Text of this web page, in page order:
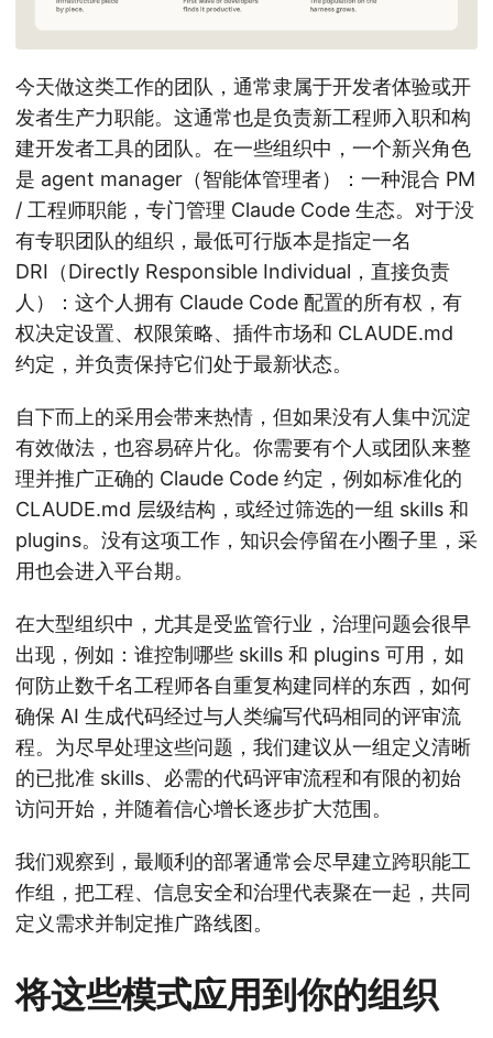
今天做这类工作的团队，通常隶属于开发者体验或开
发者生产力职能。这通常也是负责新工程师入职和构
建开发者工具的团队。在一些组织中，一个新兴角色
是 agent manager（智能体管理者）：一种混合 PM
/ 工程师职能，专门管理 Claude Code 生态。对于没
有专职团队的组织，最低可行版本是指定一名
DRI（Directly Responsible Individual，直接负责
人）：这个人拥有 Claude Code 配置的所有权，有
权决定设置、权限策略、插件市场和 CLAUDE.md
约定，并负责保持它们处于最新状态。
自下而上的采用会带来热情，但如果没有人集中沉淀
有效做法，也容易碎片化。你需要有个人或团队来整
理并推广正确的 Claude Code 约定，例如标准化的
CLAUDE.md 层级结构，或经过筛选的一组 skills 和
plugins。没有这项工作，知识会停留在小圈子里，采
用也会进入平台期。
在大型组织中，尤其是受监管行业，治理问题会很早
出现，例如：谁控制哪些 skills 和 plugins 可用，如
何防止数千名工程师各自重复构建同样的东西，如何
确保 AI 生成代码经过与人类编写代码相同的评审流
程。为尽早处理这些问题，我们建议从一组定义清晰
的已批准 skills、必需的代码评审流程和有限的初始
访问开始，并随着信心增长逐步扩大范围。
我们观察到，最顺利的部署通常会尽早建立跨职能工
作组，把工程、信息安全和治理代表聚在一起，共同
定义需求并制定推广路线图。
将这些模式应用到你的组织